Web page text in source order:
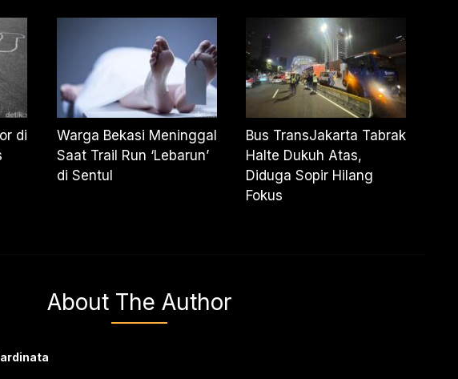
di
Warga Bekasi Meninggal
Saat Trail Run ‘Lebarun’
di Sentul
Bus TransJakarta Tabrak
Halte Dukuh Atas,
Diduga Sopir Hilang
Fokus
About The Author